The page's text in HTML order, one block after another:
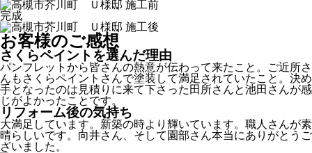
完成
お客様のご感想
さくらペイントを選んだ理由
パンフレットから皆さんの熱意が伝わって来たこと。ご近所さ
んもさくらペイントさんで塗装して満足されていたこと。決め
手となったのは見積りに来て下さった田所さんと池田さんが感
じがよかったことです。
リフォーム後の気持ち
大満足しています。新築の時より輝いています。職人さんが素
晴らしいです。向井さん、そして園部さん本当にありがとうご
ざいました。